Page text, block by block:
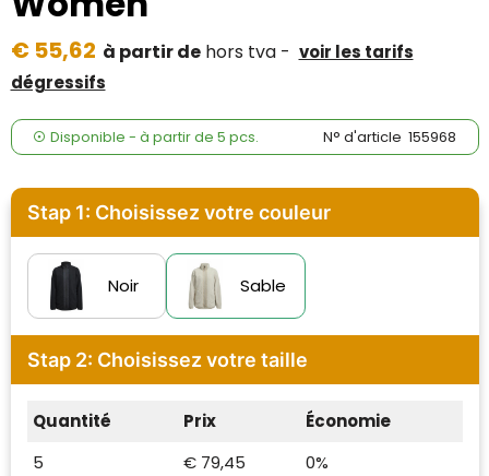
Fresh 'n Rebel
James Harvest
Kingcap
Mepal
Moleskine
MyKit
Ocean Bottle
Parker
€ 55,62 à partir dehors tva - voir les tarifs
dégressifs
Disponible - à partir de 5 pcs. N° d'article 155968
Stap 1: Choisissez votre couleur
Noir Sable
Stap 2: Choisissez votre taille
Quantité Prix
Économie
5
€ 79,45
0%